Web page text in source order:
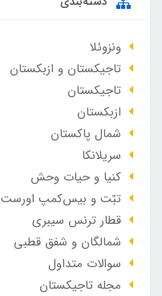
ونزوئلا
تاجیکستان و ازبکستان
تاجیکستان
ازبکستان
شمال پاکستان
سریلانکا
کنیا و حیات وحش
تبّت و بیس‌کمپ اورست
قطار ترنس سیبری
شمالگان و شفق قطبی
سوالات متداول
مجله تاجیکستان